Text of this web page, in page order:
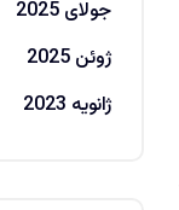
جولای 2025
ژوئن 2025
ژانویه 2023